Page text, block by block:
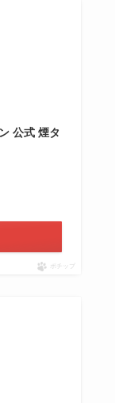
公式 煙タ
ポチップ